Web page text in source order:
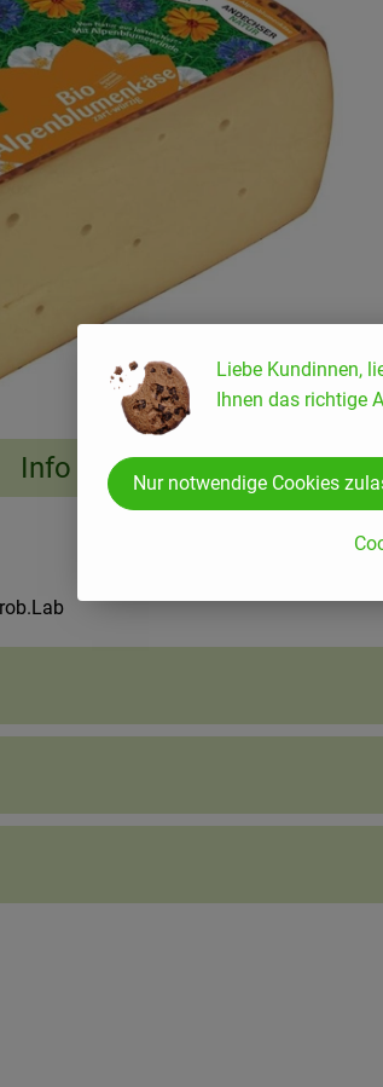
Info
keine passenden Rezepte
Liebe Kundinnen,
Ihnen das richtige
Nur notwendige Cookies